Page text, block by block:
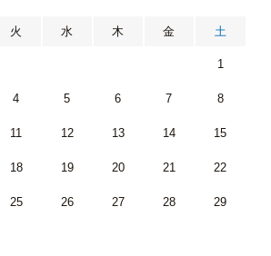
火 水 木 金 土
1
4 5 6 7 8
11 12 13 14 15
18 19 20 21 22
25 26 27 28 29